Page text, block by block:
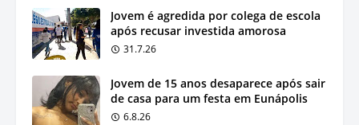
Jovem é agredida por colega de escola
após recusar investida amorosa
31.7.26
Jovem de 15 anos desaparece após sair
de casa para um festa em Eunápolis
6.8.26